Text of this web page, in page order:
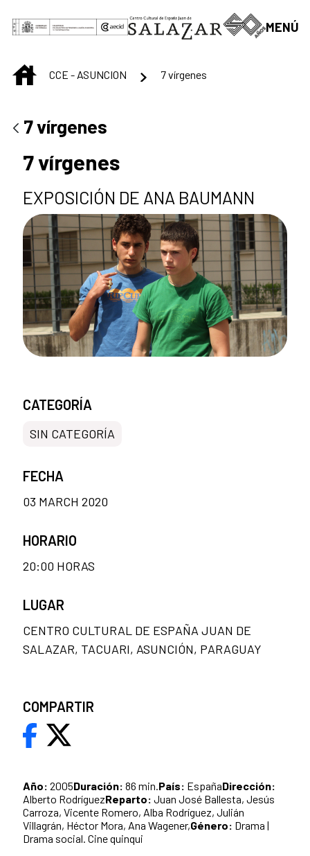
MENÚ
INICIOCCE - ASUNCION 7 vírgenes
7 vírgenes
7 vírgenes
EXPOSICIÓN DE ANA BAUMANN
Año: 2005Duración: 86 min.País: EspañaDirección:
Alberto RodríguezReparto: Juan José Ballesta, Jesús
Carroza, Vicente Romero, Alba Rodríguez, Julián
Villagrán, Héctor Mora, Ana Wagener,Género: Drama |
Drama social. Cine quinqui
CATEGORÍA
SIN CATEGORÍA
FECHA
03 MARCH 2020
HORARIO
20:00 HORAS
LUGAR
CENTRO CULTURAL DE ESPAÑA JUAN DE
SALAZAR, TACUARI, ASUNCIÓN, PARAGUAY
COMPARTIR